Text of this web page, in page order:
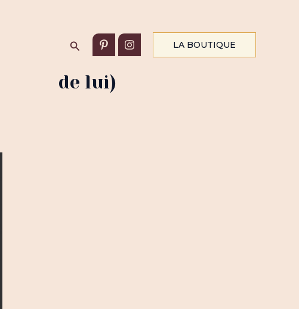
Rechercher LA BOUTIQUE
de lui)